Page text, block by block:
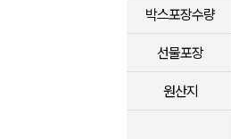
박스포장수량
선물포장
원산지